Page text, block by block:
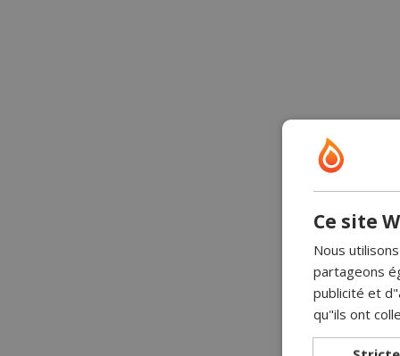
Ce site
Nous
partageons
publicité et
qu"ils ont